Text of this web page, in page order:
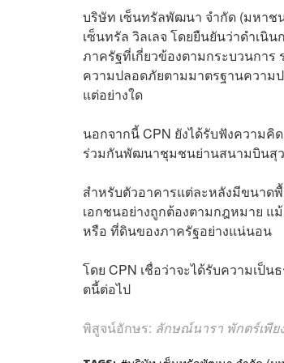
บริษัท เซ็นทรัลพัฒนา จำกัด (มหาช
เซ็นทรัล วิลเลจ โดยยืนยันว่าดำเ
ภาครัฐที่เกี่ยวข้องตามกระบวนการ
ความปลอดภัยตามมาตรฐานความ
แต่อย่างใด
นอกจากนี้ CPN ยังได้รับฟังความคิ
ร่วมกันพัฒนาชุมชนย่านสนามบินสุ
สำหรับตัวอาคารแต่ละหลังมีขนาด
เอกชนอย่างถูกต้องตามกฎหมาย
หรือ ที่ดินของภาครัฐอย่างแน่นอน
โดย CPN เชื่อว่าจะได้รับความเป็
ตนี้ต่อไป
พิสูจน์อักษร: ลักษณ์นารา พักตร์เพีย